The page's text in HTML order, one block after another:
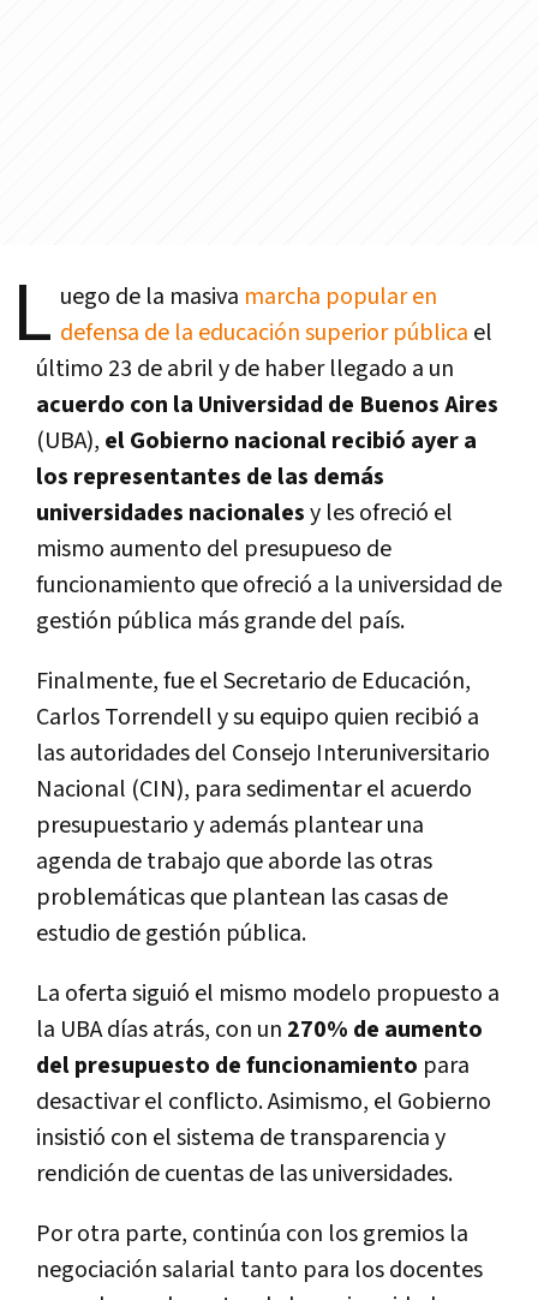
L uego de la masiva marcha popular en
defensa de la educación superior pública el
último 23 de abril y de haber llegado a un
acuerdo con la Universidad de Buenos Aires
(UBA), el Gobierno nacional recibió ayer a
los representantes de las demás
universidades nacionalesy les ofreció el
mismo aumento del presupueso de
funcionamiento que ofreció a la universidad de
gestión pública más grande del país.
Finalmente, fue el Secretario de Educación,
Carlos Torrendell y su equipo quien recibió a
las autoridades del Consejo Interuniversitario
Nacional (CIN), para sedimentar el acuerdo
presupuestario y además plantear una
agenda de trabajo que aborde las otras
problemáticas que plantean las casas de
estudio de gestión pública.
La oferta siguió el mismo modelo propuesto a
la UBA días atrás, con un 270% de aumento
del presupuesto de funcionamiento para
desactivar el conflicto. Asimismo, el Gobierno
insistió con el sistema de transparencia y
rendición de cuentas de las universidades.
Por otra parte, continúa con los gremios la
negociación salarial tanto para los docentes